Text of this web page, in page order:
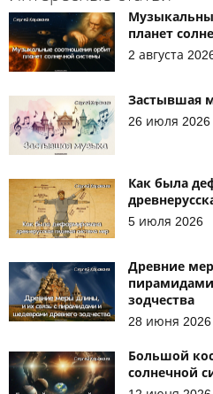
планет
2 августа
Застывшая
26 июля 2026
Как была
5 июля 2026
Древние
зодчества
28 июня 2026
Большой
солнечной